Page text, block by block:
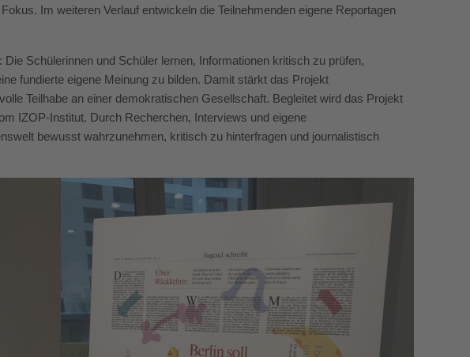
Im weiteren Verlauf entwickeln die Teilnehmenden eigene Reportagen
Schülerinnen und Schüler lernen, Informationen kritisch zu prüfen,
fundierte eigene Meinung zu bilden. Damit stärkt das Projekt
Teilhabe an einer demokratischen Gesellschaft. Begleitet wird das Projekt
IZOP-Institut. Durch Recherchen, Interviews und eigene
bewusst wahrzunehmen, kritisch zu hinterfragen und journalistisch